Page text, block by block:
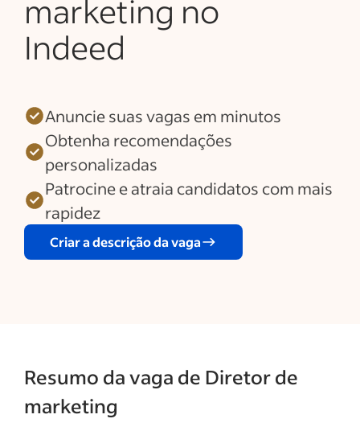
marketing no
Indeed
Anuncie suas vagas em minutos
Obtenha recomendações
personalizadas
Patrocine e atraia candidatos com mais
rapidez
Criar a descrição da vaga
Resumo da vaga de Diretor de
marketing